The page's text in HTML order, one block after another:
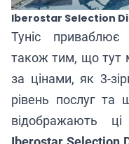
Iberostar Selection
Туніс приваблює
також тим, що тут
за цінами, як 3-
рівень послуг та
відображають